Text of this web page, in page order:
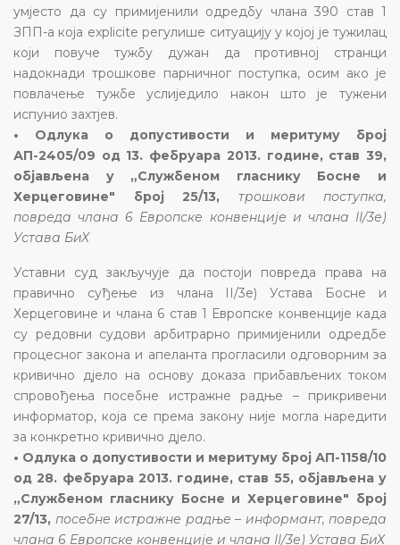
умјесто да су примијенили одредбу члана 390 став 1
ЗПП-а која explicite регулише ситуацију у којој је тужилац
који повуче тужбу дужан да противној странци
надокнади трошкове парничног поступка, осим ако је
повлачење тужбе услиједило након што је тужени
испунио захтјев.
• Одлука о допустивости и меритуму број
АП-2405/09 од 13. фебруара 2013. године, став 39,
објављена у „Службеном гласнику Босне и
Херцеговине" број 25/13, трошкови поступка,
повреда члана 6 Европске конвенције и члана II/3е)
Устава БиХ
Уставни суд закључује да постоји повреда права на
правично суђење из члана II/3е) Устава Босне и
Херцеговине и члана 6 став 1 Европске конвенције када
су редовни судови арбитрарно примијенили одредбе
процесног закона и апеланта прогласили одговорним за
кривично дјело на основу доказа прибављених током
спровођења посебне истражне радње – прикривени
информатор, која се према закону није могла наредити
за конкретно кривично дјело.
• Одлука о допустивости и меритуму број АП-1158/10
од 28. фебруара 2013. године, став 55, објављена у
„Службеном гласнику Босне и Херцеговине" број
27/13, посебне истражне радње – информант, повреда
члана 6 Европске конвенције и члана II/3е) Устава БиХ